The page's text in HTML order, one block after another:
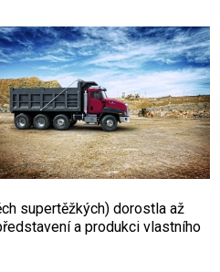
supertěžkých) dorostla až
a produkci vlastního